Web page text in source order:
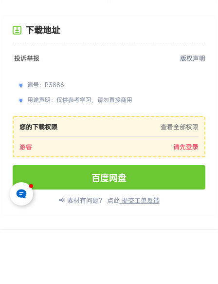
下载地址
投诉举报 版权声明
编号： P3886
用途声明： 仅供参考学习，请勿直接商用
您的下载权限 查看全部权限
游客 请先登录
百度网盘
📢 素材有问题？ 点此提交工单反馈